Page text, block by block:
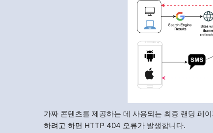
가짜 콘텐츠를 제공하는 데 사용되는 최종 랜딩 페
하려고 하면 HTTP 404 오류가 발생합니다.